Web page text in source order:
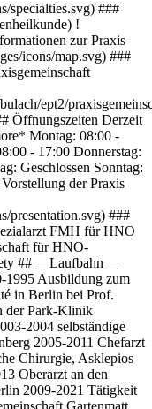
specialties.svg) ###
!
zur Praxis
icons/map.svg) ###
ept2/
Öffnungszeiten Derzeit
Montag: 08:00 -
- 17:00 Donnerstag:
Geschlossen Sonntag:
der Praxis
presentation.svg) ###
FMH für HNO
für HNO-
## __Laufbahn__
1995 Ausbildung zum
in Berlin bei Prof.
der Park-Klinik
2004 selbständige
2005-2011 Chefarzt
Chirurgie, Asklepios
Oberarzt an den
2009-2021 Tätigkeit
Gartenmatt